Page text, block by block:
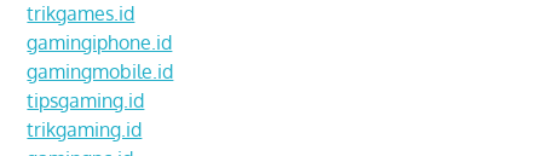
trikgames.id
gamingiphone.id
gamingmobile.id
tipsgaming.id
trikgaming.id